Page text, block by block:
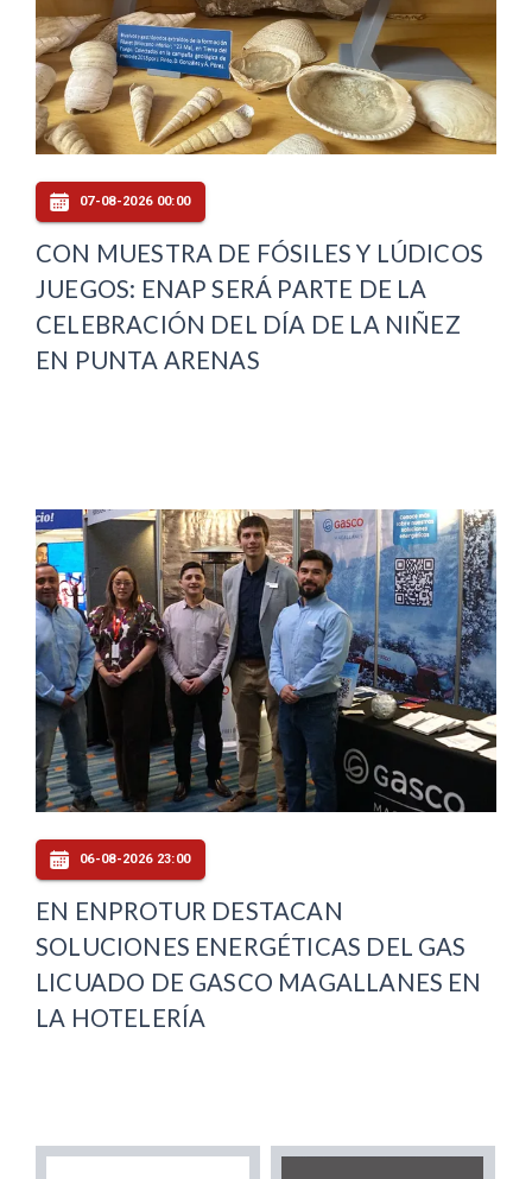
07-08-2026 00:00
CON MUESTRA DE FÓSILES Y LÚDICOS
JUEGOS: ENAP SERÁ PARTE DE LA
CELEBRACIÓN DEL DÍA DE LA NIÑEZ
EN PUNTA ARENAS
06-08-2026 23:00
EN ENPROTUR DESTACAN
SOLUCIONES ENERGÉTICAS DEL GAS
LICUADO DE GASCO MAGALLANES EN
LA HOTELERÍA